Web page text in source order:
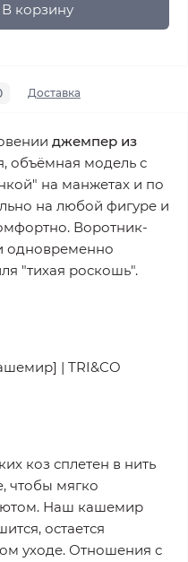
В корзину
Доставка
джемпер из
объёмная модель с
на манжетах и по
на любой фигуре и
Воротник-
одновременно
"тихая роскошь".
| TRI&CO
коз сплетен в нить
чтобы мягко
Наш кашемир
остается
уходе. Отношения с